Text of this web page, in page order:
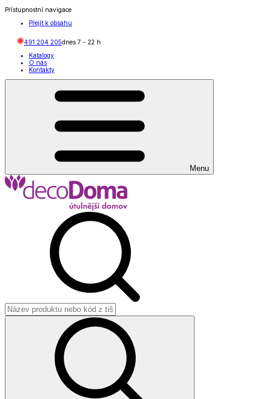
Přístupnostní navigace
Přejít k obsahu
491 204 205dnes 7 - 22 h
Katalogy
O nás
Kontakty
Menu